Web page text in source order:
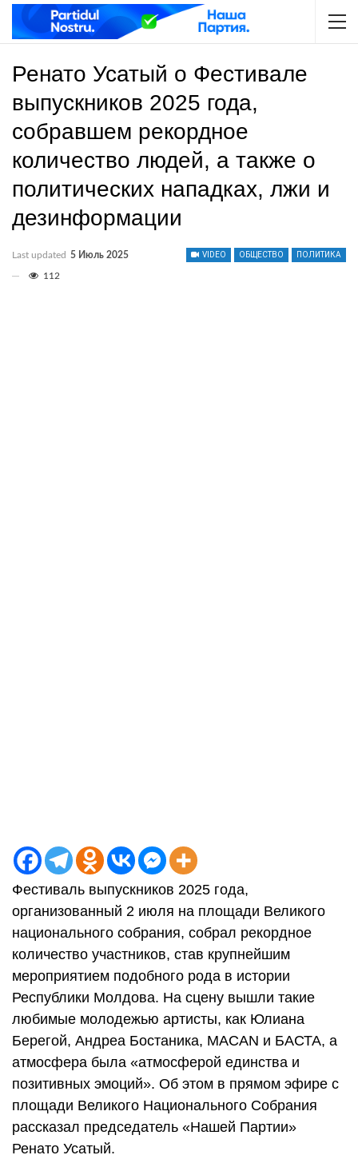
Ренато Усатый о Фестивале
выпускников 2025 года,
собравшем рекордное
количество людей, а также о
политических нападках, лжи и
дезинформации
VIDEO ОБЩЕСТВО ПОЛИТИКА
Last updated 5 Июль 2025
112
Фестиваль выпускников 2025 года,
организованный 2 июля на площади Великого
национального собрания, собрал рекордное
количество участников, став крупнейшим
мероприятием подобного рода в истории
Республики Молдова. На сцену вышли такие
любимые молодежью артисты, как Юлиана
Берегой, Андреа Бостаника, MACAN и БАСТА, а
атмосфера была «атмосферой единства и
позитивных эмоций». Об этом в прямом эфире с
площади Великого Национального Собрания
рассказал председатель «Нашей Партии»
Ренато Усатый.